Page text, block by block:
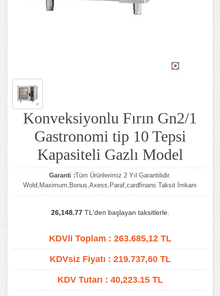
Konveksiyonlu Fırın Gn2/1
Gastronomi tip 10 Tepsi
Kapasiteli Gazlı Model
Garanti :Tüm Ürünlerimiz 2 Yıl Garantilidir.
Wold,Maximum,Bonus,Axess,Paraf,cardfinans Taksit İmkanı
26,148.77TL'den başlayan taksitlerle.
KDVli Toplam : 263.685,12TL
KDVsiz Fiyatı : 219.737,60TL
KDV Tutarı : 40,223.15 TL